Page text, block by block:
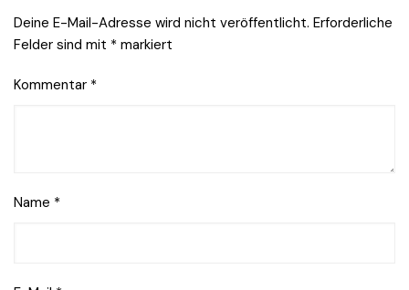
Deine E-Mail-Adresse wird nicht veröffentlicht. Erforderliche
Felder sind mit * markiert
Kommentar *
Name *